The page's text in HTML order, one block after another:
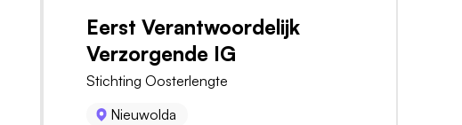
Eerst Verantwoordelijk
Verzorgende IG
Stichting Oosterlengte
Nieuwolda